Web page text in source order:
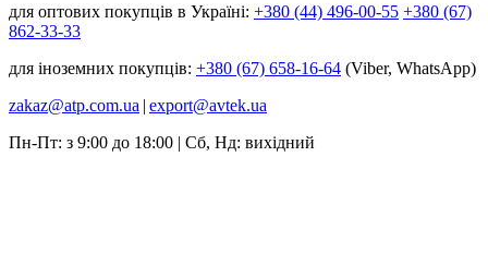
для оптових покупців в Україні: +380 (44) 496-00-55 +380 (67)
862-33-33
для іноземних покупців: +380 (67) 658-16-64 (Viber, WhatsApp)
zakaz@atp.com.ua | export@avtek.ua
Пн-Пт: з 9:00 до 18:00 | Сб, Нд: вихідний